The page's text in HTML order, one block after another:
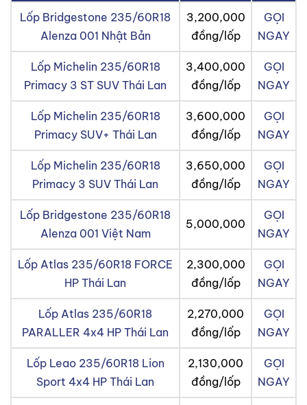
Lốp Bridgestone 235/60R18
Alenza 001 Nhật Bản
3,200,000
đồng/lốp
GỌI
NGAY
Lốp Michelin 235/60R18
Primacy 3 ST SUV Thái Lan
3,400,000
đồng/lốp
GỌI
NGAY
Lốp Michelin 235/60R18
Primacy SUV+ Thái Lan
3,600,000
đồng/lốp
GỌI
NGAY
Lốp Michelin 235/60R18
Primacy 3 SUV Thái Lan
3,650,000
đồng/lốp
GỌI
NGAY
Lốp Bridgestone 235/60R18
Alenza 001 Việt Nam
5,000,000
GỌI
NGAY
Lốp Atlas 235/60R18 FORCE
HP Thái Lan
2,300,000
đồng/lốp
GỌI
NGAY
Lốp Atlas 235/60R18
PARALLER 4x4 HP Thái Lan
2,270,000
đồng/lốp
GỌI
NGAY
Lốp Leao 235/60R18 Lion
Sport 4x4 HP Thái Lan
2,130,000
đồng/lốp
GỌI
NGAY